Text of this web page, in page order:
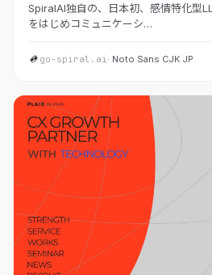
SpiralAI独自の、日本初、感情特化型
をはじめコミュニケーシ…
go-spiral.ai · Noto Sans CJK JP